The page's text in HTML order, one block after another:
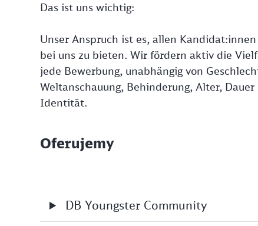
Das ist uns wichtig:
Unser Anspruch ist es, allen
bei uns zu bieten. Wir fördern aktiv die
jede Bewerbung, unabhängig von
Weltanschauung, Behinderung, Alter,
Identität.
Oferujemy
DB Youngster Community